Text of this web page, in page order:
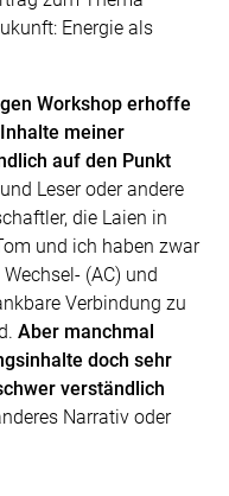
Energie als
Workshop erhoffe
meiner
auf den Punkt
Leser oder andere
die Laien in
und ich haben zwar
(AC) und
Verbindung zu
Aber manchmal
doch sehr
verständlich
Narrativ oder